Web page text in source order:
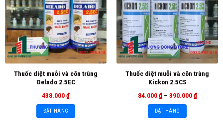
Thuốc diệt muỗi và côn trùng
Delado 2.5EC
438.000₫
ĐẶT HÀNG
Thuốc diệt muỗi và côn trùng
Kickon 2.5CS
84.000₫ – 390.000₫
ĐẶT HÀNG